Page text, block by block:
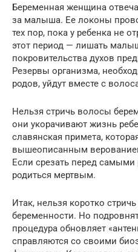
Беременная женщина
за малыша. Ее локоны
тех пор, пока у ребенка не
этот период — лишать
покровительства духов
Резервы организма,
родов, уйдут вместе с
Нельзя стричь волосы
они укорачивают жизнь
славянская примета,
вышеописанным
Если срезать перед
родиться мертвым.
Итак, нельзя коротко
беременности. Но
процедура обновляет
справляются со своими